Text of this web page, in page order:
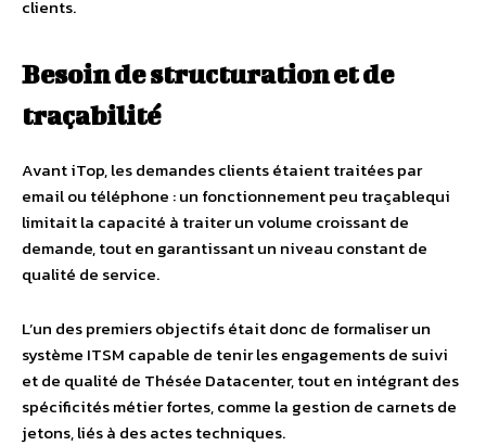
clients.
Besoin de structuration et de
traçabilité
Avant iTop, les demandes clients étaient traitées par
email ou téléphone : un fonctionnement peu traçablequi
limitait la capacité à traiter un volume croissant de
demande, tout en garantissant un niveau constant de
qualité de service.
L’un des premiers objectifs était donc de formaliser un
système ITSM capable de tenir les engagements de suivi
et de qualité de Thésée Datacenter, tout en intégrant des
spécificités métier fortes, comme la gestion de carnets de
jetons, liés à des actes techniques.